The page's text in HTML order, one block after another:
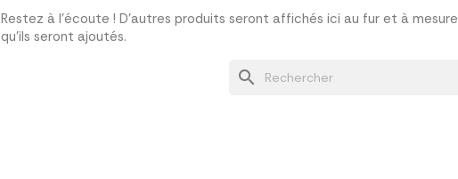
Restez à l'écoute ! D'autres produits seront affichés ici au fur et à mesure
qu'ils seront ajoutés.
search